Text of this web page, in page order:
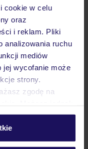
cookie w celu
oraz
i reklam. Pliki
analizowania ruchu
mediów
jej wycofanie może
strony.
zgodę na
w zakładkę
znajdziesz